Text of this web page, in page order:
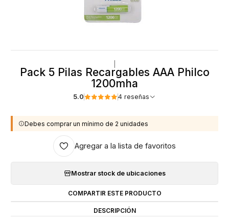
Pack 5 Pilas Recargables AAA Philco
1200mha
5.0 4 reseñas
Debes comprar un mínimo de 2 unidades
Agregar a la lista de favoritos
Mostrar stock de ubicaciones
COMPARTIR ESTE PRODUCTO
DESCRIPCIÓN